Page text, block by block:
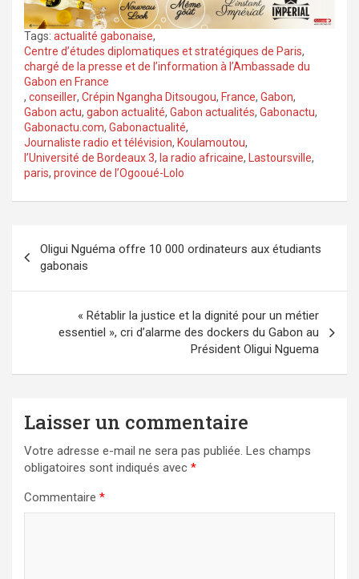
Tags: actualité gabonaise,
Centre d’études diplomatiques et stratégiques de Paris,
chargé de la presse et de l’information à l’Ambassade du
Gabon en France
, conseiller, Crépin Ngangha Ditsougou, France, Gabon,
Gabon actu, gabon actualité, Gabon actualités, Gabonactu,
Gabonactu.com, Gabonactualité,
Journaliste radio et télévision, Koulamoutou,
l’Université de Bordeaux 3, la radio africaine, Lastoursville,
paris, province de l’Ogooué-Lolo
de
l’article
Oligui Nguéma offre 10 000 ordinateurs aux étudiants
gabonais
« Rétablir la justice et la dignité pour un métier
essentiel », cri d’alarme des dockers du Gabon au
Président Oligui Nguema
Laisser un commentaire
Votre adresse e-mail ne sera pas publiée. Les champs
obligatoires sont indiqués avec *
Commentaire *